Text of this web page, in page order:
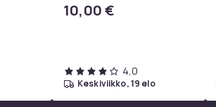
10,00 €
4,0
keskiviikko, 19 elo